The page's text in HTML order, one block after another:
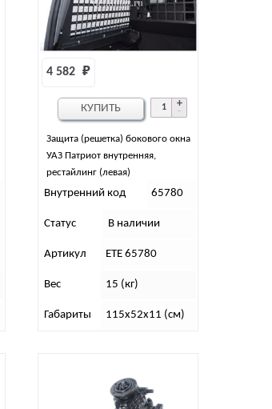
Защита (решетка) бокового окна
УАЗ Патриот внутренняя,
рестайлинг (левая)
4 582 ₽
Внутренний код 65780
Статус В наличии
Артикул ЕТЕ 65780
Вес 15 (кг)
Габариты 115х52х11 (см)
КУПИТЬ